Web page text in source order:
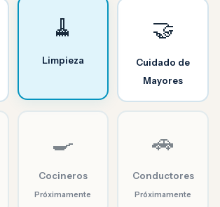
🧹
Limpieza
🤝
Cuidado de
Mayores
🍳
Cocineros
Próximamente
🚗
Conductores
Próximamente